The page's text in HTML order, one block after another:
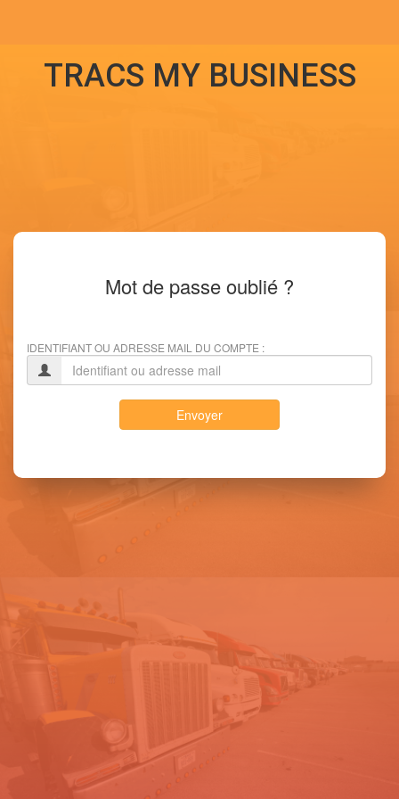
TRACS MY BUSINESS
Mot de passe oublié ?
IDENTIFIANT OU ADRESSE MAIL DU COMPTE :
Envoyer